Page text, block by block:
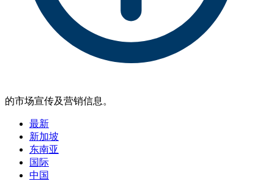
的市场宣传及营销信息。
最新
新加坡
东南亚
国际
中国